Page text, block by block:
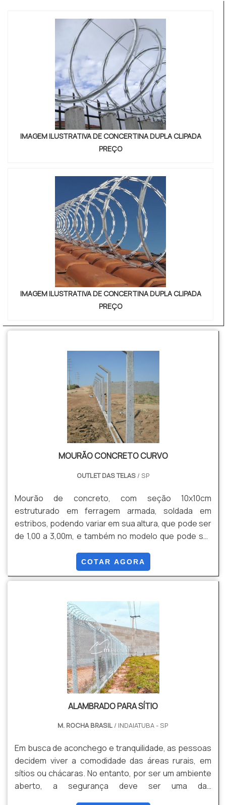
atuam também com as concertinas, o que facilita o
IMAGEM ILUSTRATIVA DE CONCERTINA DUPLA CLIPADA
PREÇO
IMAGEM ILUSTRATIVA DE CONCERTINA DUPLA CLIPADA
PREÇO
MOURÃO CONCRETO CURVO
OUTLET DAS TELAS/ SP
Mourão de concreto, com seção 10x10cm
estruturado em ferragem armada, soldada em
estribos, podendo variar em sua altura, que pode ser
de 1,00 a 3,00m, e também no modelo que pode ser
COTAR AGORA
ALAMBRADO PARA SÍTIO
M. ROCHA BRASIL / INDAIATUBA - SP
Em busca de aconchego e tranquilidade, as pessoas
decidem viver a comodidade das áreas rurais, em
sítios ou chácaras. No entanto, por ser um ambiente
aberto, a segurança deve ser uma das